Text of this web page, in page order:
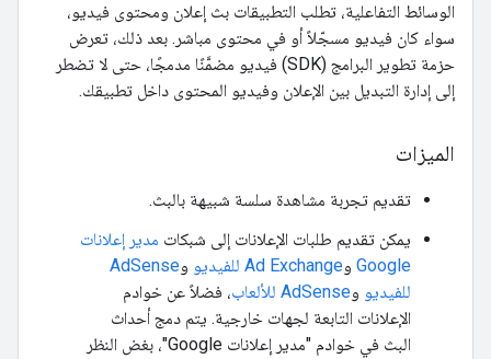
الوسائط التفاعلية، تطلب التطبيقات بث إعلان ومحتوى فيديو،
سواء كان فيديو مسجّلاً أو في محتوى مباشر. بعد ذلك، تعرض
حزمة تطوير البرامج (SDK) فيديو مضمَّنًا مدمجًا، حتى لا تضطر
إلى إدارة التبديل بين الإعلان وفيديو المحتوى داخل تطبيقك.
الميزات
تقديم تجربة مشاهدة سلسة شبيهة بالبث.
يمكن تقديم طلبات الإعلانات إلى شبكات مدير إعلانات
Google وAd Exchange للفيديو وAdSense
للفيديو وAdSense للألعاب
، فضلاً عن خوادم
الإعلانات التابعة لجهات خارجية. يتم دمج أحداث
البث في خوادم "مدير إعلانات Google"، بغض النظر